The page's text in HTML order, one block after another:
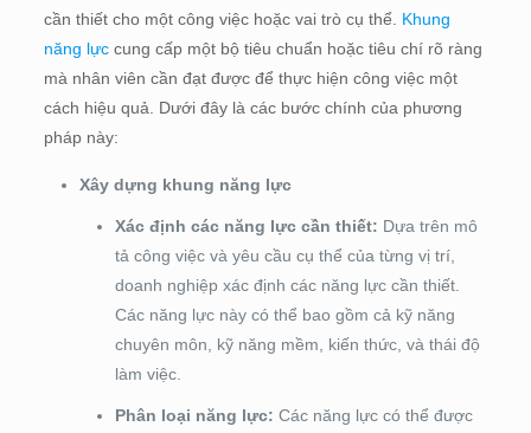
cần thiết cho một công việc hoặc vai trò cụ thể. Khung
năng lựccung cấp một bộ tiêu chuẩn hoặc tiêu chí rõ ràng
mà nhân viên cần đạt được để thực hiện công việc một
cách hiệu quả. Dưới đây là các bước chính của phương
pháp này:
Xây dựng khung năng lực
Xác định các năng lực cần thiết: Dựa trên mô
tả công việc và yêu cầu cụ thể của từng vị trí,
doanh nghiệp xác định các năng lực cần thiết.
Các năng lực này có thể bao gồm cả kỹ năng
chuyên môn, kỹ năng mềm, kiến thức, và thái độ
làm việc.
Phân loại năng lực: Các năng lực có thể được